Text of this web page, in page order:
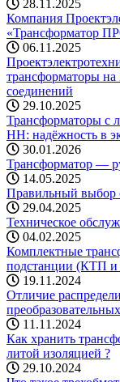
28.11.2025
Компания
«Трансформатор
06.11.2025
трансформаторы на
соединений
29.10.2025
Трансформаторы с
НН: надёжность в
30.01.2026
Трансформатор —
14.05.2025
Правильный выбор
29.04.2025
Техническое
04.02.2025
Комплектные
подстанции (КТП
19.11.2024
Отличие
11.11.2024
Как хранить
литой изоляцией ?
29.10.2024